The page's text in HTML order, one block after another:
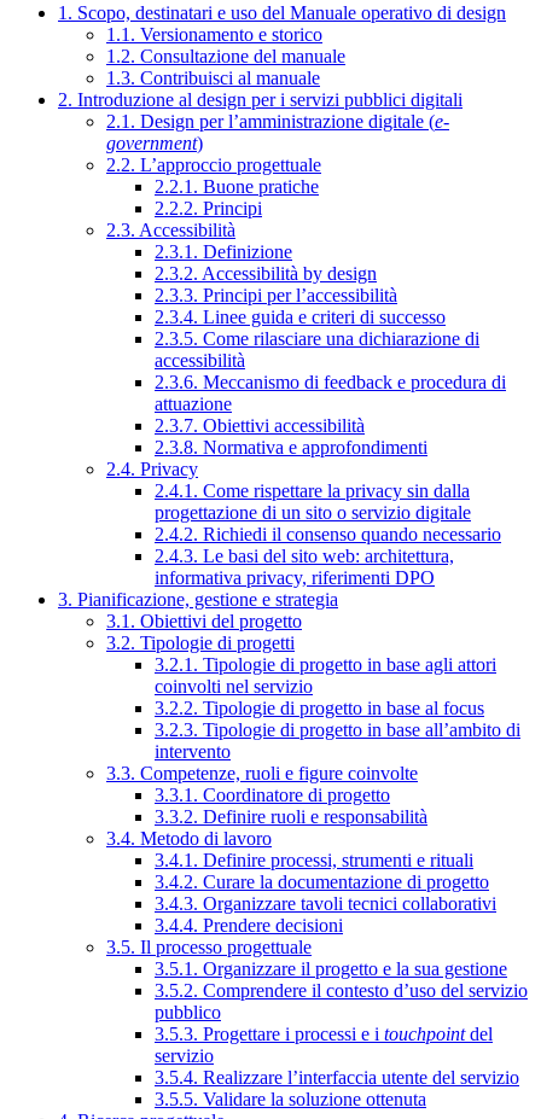
1. Scopo, destinatari e uso del Manuale operativo di design
1.1. Versionamento e storico
1.2. Consultazione del manuale
1.3. Contribuisci al manuale
2. Introduzione al design per i servizi pubblici digitali
2.1. Design per l’amministrazione digitale (e-
government)
2.2. L’approccio progettuale
2.2.1. Buone pratiche
2.2.2. Principi
2.3. Accessibilità
2.3.1. Definizione
2.3.2. Accessibilità by design
2.3.3. Principi per l’accessibilità
2.3.4. Linee guida e criteri di successo
2.3.5. Come rilasciare una dichiarazione di
accessibilità
2.3.6. Meccanismo di feedback e procedura di
attuazione
2.3.7. Obiettivi accessibilità
2.3.8. Normativa e approfondimenti
2.4. Privacy
2.4.1. Come rispettare la privacy sin dalla
progettazione di un sito o servizio digitale
2.4.2. Richiedi il consenso quando necessario
2.4.3. Le basi del sito web: architettura,
informativa privacy, riferimenti DPO
3. Pianificazione, gestione e strategia
3.1. Obiettivi del progetto
3.2. Tipologie di progetti
3.2.1. Tipologie di progetto in base agli attori
coinvolti nel servizio
3.2.2. Tipologie di progetto in base al focus
3.2.3. Tipologie di progetto in base all’ambito di
intervento
3.3. Competenze, ruoli e figure coinvolte
3.3.1. Coordinatore di progetto
3.3.2. Definire ruoli e responsabilità
3.4. Metodo di lavoro
3.4.1. Definire processi, strumenti e rituali
3.4.2. Curare la documentazione di progetto
3.4.3. Organizzare tavoli tecnici collaborativi
3.4.4. Prendere decisioni
3.5. Il processo progettuale
3.5.1. Organizzare il progetto e la sua gestione
3.5.2. Comprendere il contesto d’uso del servizio
pubblico
3.5.3. Progettare i processi e i touchpointdel
servizio
3.5.4. Realizzare l’interfaccia utente del servizio
3.5.5. Validare la soluzione ottenuta